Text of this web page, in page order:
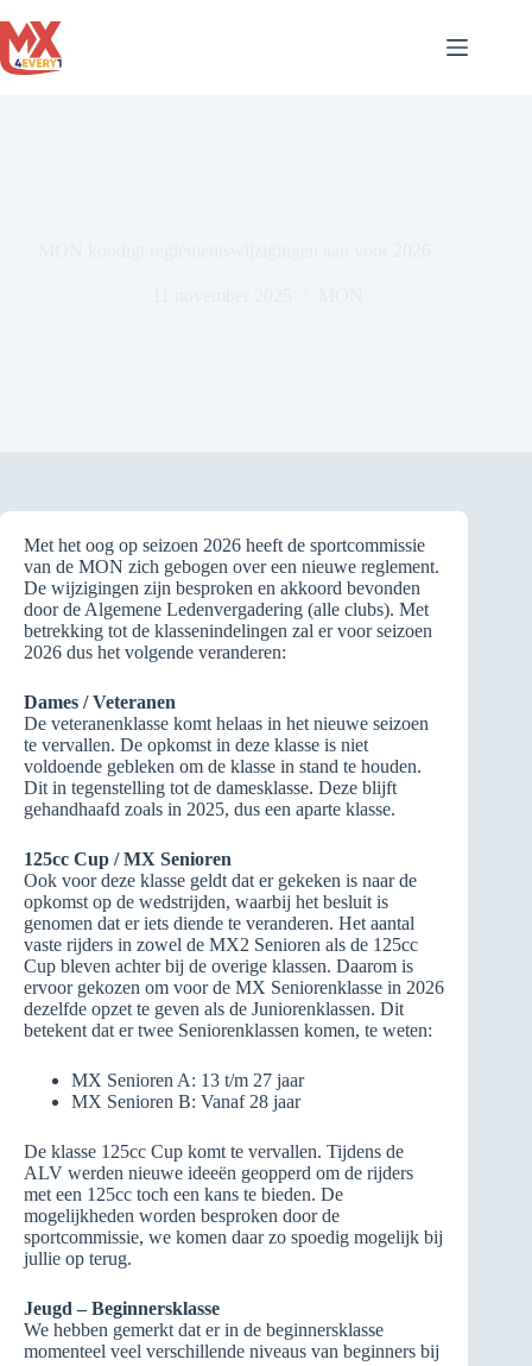
naar
de
inhoud
Met het oog op seizoen 2026 heeft de sportcommissie
van de MON zich gebogen over een nieuwe reglement.
De wijzigingen zijn besproken en akkoord bevonden
door de Algemene Ledenvergadering (alle clubs). Met
betrekking tot de klassenindelingen zal er voor seizoen
2026 dus het volgende veranderen:
Dames / Veteranen
De veteranenklasse komt helaas in het nieuwe seizoen
te vervallen. De opkomst in deze klasse is niet
voldoende gebleken om de klasse in stand te houden.
Dit in tegenstelling tot de damesklasse. Deze blijft
gehandhaafd zoals in 2025, dus een aparte klasse.
125cc Cup / MX Senioren
Ook voor deze klasse geldt dat er gekeken is naar de
opkomst op de wedstrijden, waarbij het besluit is
genomen dat er iets diende te veranderen. Het aantal
vaste rijders in zowel de MX2 Senioren als de 125cc
Cup bleven achter bij de overige klassen. Daarom is
ervoor gekozen om voor de MX Seniorenklasse in 2026
dezelfde opzet te geven als de Juniorenklassen. Dit
betekent dat er twee Seniorenklassen komen, te weten:
MX Senioren A: 13 t/m 27 jaar
MX Senioren B: Vanaf 28 jaar
De klasse 125cc Cup komt te vervallen. Tijdens de
ALV werden nieuwe ideeën geopperd om de rijders
met een 125cc toch een kans te bieden. De
mogelijkheden worden besproken door de
sportcommissie, we komen daar zo spoedig mogelijk bij
jullie op terug.
Jeugd – Beginnersklasse
We hebben gemerkt dat er in de beginnersklasse
momenteel veel verschillende niveaus van beginners bij